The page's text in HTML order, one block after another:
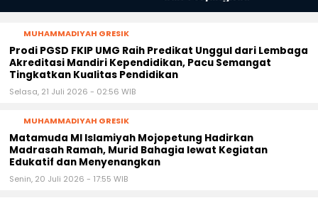
Prodi PGSD FKIP UMG Raih Predikat Unggul dari Lembaga
Akreditasi Mandiri Kependidikan, Pacu Semangat
Tingkatkan Kualitas Pendidikan
Selasa, 21 Juli 2026 - 02:56 WIB
Matamuda MI Islamiyah Mojopetung Hadirkan
Madrasah Ramah, Murid Bahagia lewat Kegiatan
Edukatif dan Menyenangkan
Senin, 20 Juli 2026 - 17:55 WIB